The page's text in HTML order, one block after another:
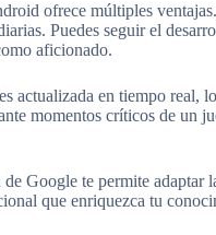
ofrece múltiples
Puedes seguir el
aficionado.
actualizada en tiempo real,
momentos críticos de un
Google te permite adaptar
que enriquezca tu